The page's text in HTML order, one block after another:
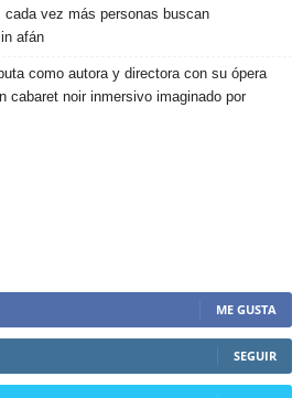
cada vez más personas buscan
afán
como autora y directora con su ópera
cabaret noir inmersivo imaginado por
ME GUSTA
SEGUIR